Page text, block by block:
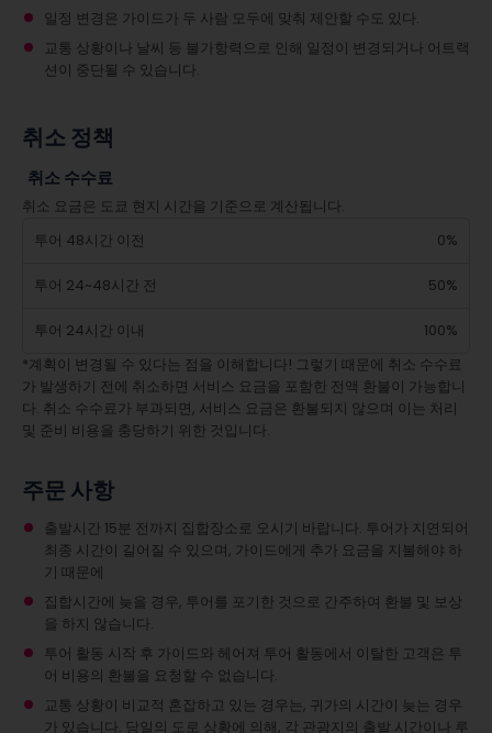
일정 변경은 가이드가 두 사람 모두에 맞춰 제안할 수도 있다.
교통 상황이나 날씨 등 불가항력으로 인해 일정이 변경되거나 어트랙
션이 중단될 수 있습니다.
취소 정책
취소 수수료
취소 요금은 도쿄 현지 시간을 기준으로 계산됩니다.
투어 48시간 이전
0%
투어 24~48시간 전 50%
투어 24시간 이내
100%
*계획이 변경될 수 있다는 점을 이해합니다! 그렇기 때문에 취소 수수료
가 발생하기 전에 취소하면 서비스 요금을 포함한 전액 환불이 가능합니
다. 취소 수수료가 부과되면, 서비스 요금은 환불되지 않으며 이는 처리
및 준비 비용을 충당하기 위한 것입니다.
주문 사항
출발시간 15분 전까지 집합장소로 오시기 바랍니다. 투어가 지연되어
최종 시간이 길어질 수 있으며, 가이드에게 추가 요금을 지불해야 하
기 때문에
집합시간에 늦을 경우, 투어를 포기한 것으로 간주하여 환불 및 보상
을 하지 않습니다.
투어 활동 시작 후 가이드와 헤어져 투어 활동에서 이탈한 고객은 투
어 비용의 환불을 요청할 수 없습니다.
교통 상황이 비교적 혼잡하고 있는 경우는, 귀가의 시간이 늦는 경우
가 있습니다. 당일의 도로 상황에 의해, 각 관광지의 출발 시간이나 루